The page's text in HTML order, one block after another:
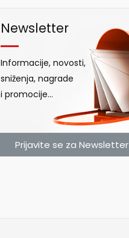
Newsletter
Informacije, novosti,
sniženja, nagrade
i promocije...
Prijavite se za Newsletter